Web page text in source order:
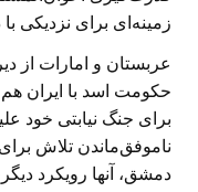
زمینه‌ای برای نزدیکی
عربستان و امارات از
حکومت اسد با ایران
برای جنگ نیابتی خود
ناموفق‌ماندن تلاش
دمشق، آنها رویکرد